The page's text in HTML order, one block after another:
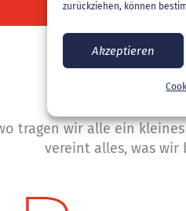
zurückziehen, können
Akzeptieren
tragen wir alle ein kleines
vereint alles, was wir